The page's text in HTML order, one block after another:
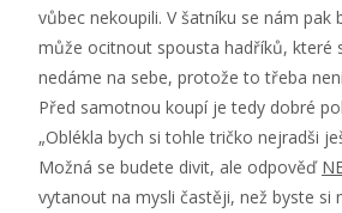
vůbec nekoupili. V šatníku se nám pak
může ocitnout spousta hadříků, které
nedáme na sebe, protože to třeba
Před samotnou koupí je tedy dobré
„Oblékla bych si tohle tričko nejradši
Možná se budete divit, ale odpověď
vytanout na mysli častěji, než byste si